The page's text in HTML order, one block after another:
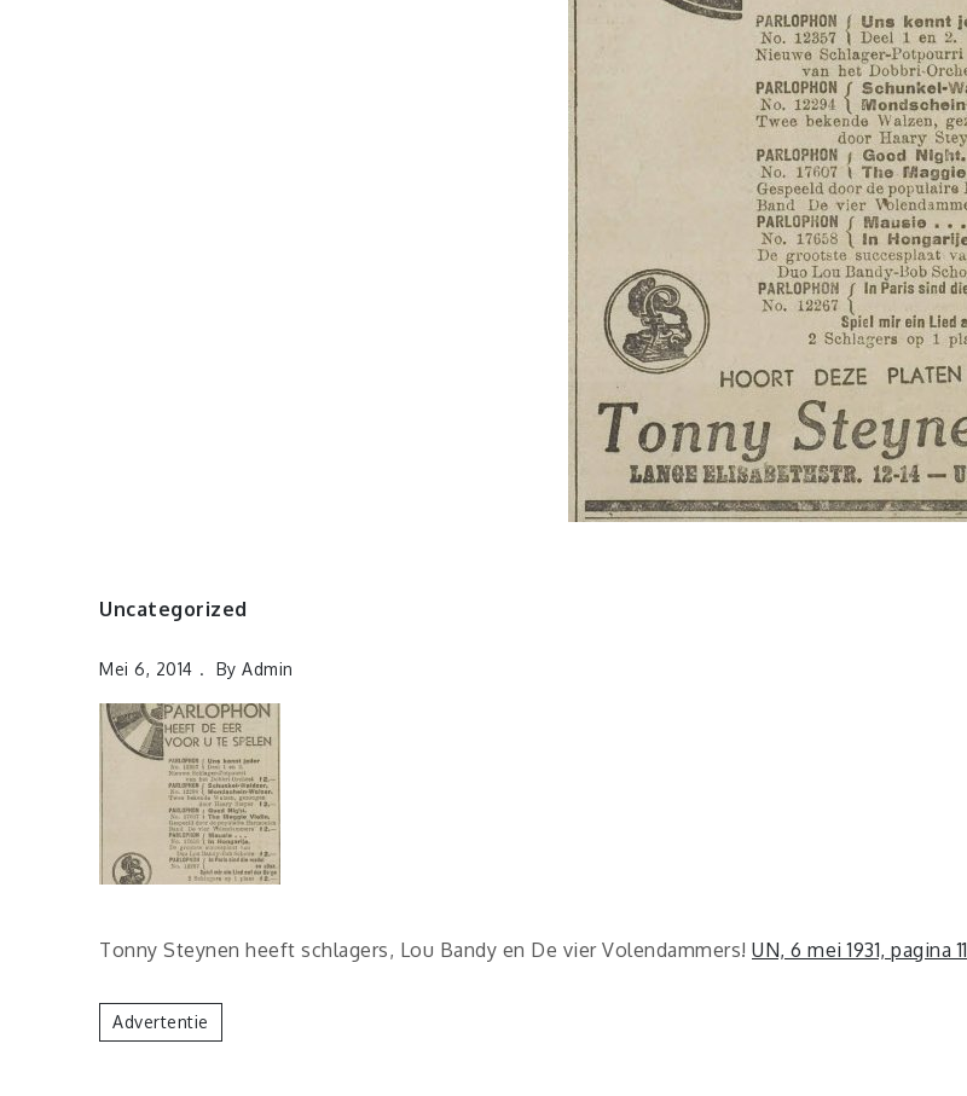
Uncategorized
Mei 6, 2014 By Admin
Tonny Steynen heeft schlagers, Lou Bandy en De vier Volendammers! UN, 6 mei 1931, pagina 11
Advertentie